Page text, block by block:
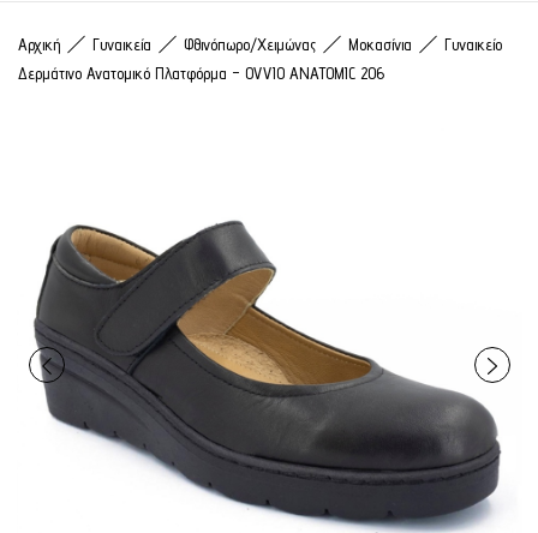
Αρχική Γυναικεία Φθινόπωρο/Χειμώνας Μοκασίνια
Γυναικείο
Δερμάτινο Ανατομικό Πλατφόρμα – OVVIO ANATOMIC 206